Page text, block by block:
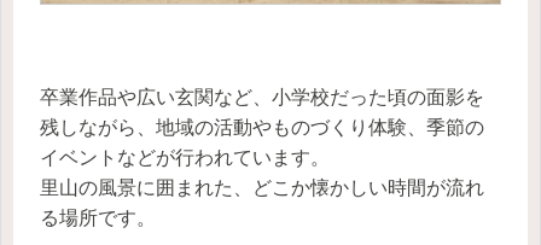
卒業作品や広い玄関など、小学校だった頃の面影を
残しながら、地域の活動やものづくり体験、季節の
イベントなどが行われています。
里山の風景に囲まれた、どこか懐かしい時間が流れ
る場所です。